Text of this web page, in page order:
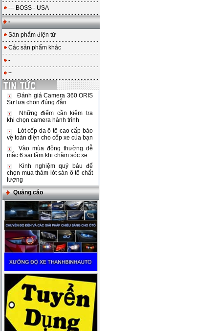
--- BOSS - USA
-
Sản phẩm điện tử
Các sản phẩm khác
-
+
Đánh giá Camera 360 ORIS
Sự lựa chọn đúng đắn
Những điểm cần kiểm tra
khi chọn camera hành trình
Lót cốp da ô tô cao cấp bảo
vệ toàn diện cho cốp xe của bạn
Vào mùa đông thường dễ
mắc 6 sai lầm khi chăm sóc xe
Kinh nghiệm quý báu để
chọn mua thảm lót sàn ô tô chất
lượng
Quảng cáo